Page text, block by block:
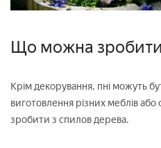
Що можна
Крім декорування, пні можуть
виготовлення різних меблів
зробити з спилов дерева.